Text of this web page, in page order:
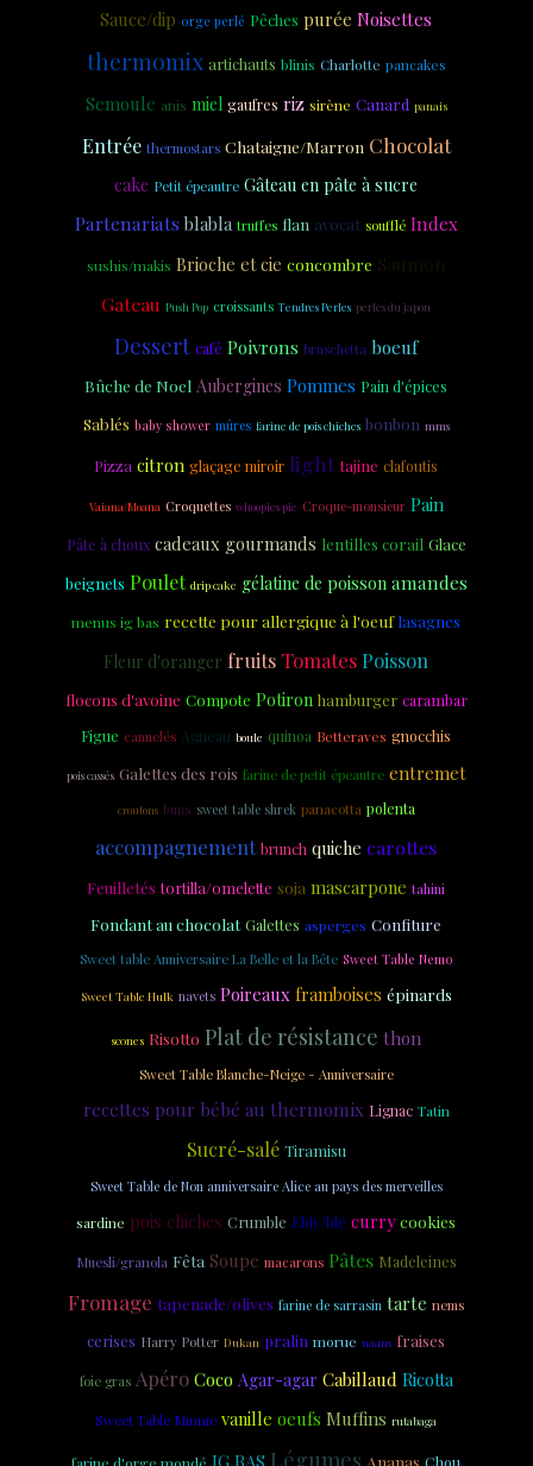
Sauce/dip orge perlé Pêches purée Noisettes
thermomix artichauts blinis Charlotte pancakes
Semoule anis miel gaufres riz sirène Canard panais
Entrée thermostars Chataigne/Marron Chocolat
cake Petit épeautre Gâteau en pâte à sucre
Partenariats blabla truffes flan avocat soufflé Index
sushis/makis Brioche et cie concombre
Gateau Push Pop croissants Tendres Perles perles du japon
Dessert café Poivrons bruschetta boeuf
Bûche de Noel Aubergines Pommes Pain d'épices
Sablés baby shower mûres farine de pois chiches bonbon mms
Pizza citron glaçage miroir light tajine clafoutis
Vaiana/Moana Croquettes whoopies pie Croque-monsieur Pain
Pâte à choux cadeaux gourmands lentilles corail Glace
beignets Poulet drip cake gélatine de poisson amandes
menus ig bas recette pour allergique à l'oeuf lasagnes
Fleur d'oranger fruits Tomates Poisson
flocons d'avoine Compote Potiron hamburger carambar
Figue cannelés Agneau boule quinoa Betteraves gnocchis
pois cassés Galettes des rois farine de petit épeautre entremet
croutons buns sweet table shrek panacotta polenta
accompagnement brunch quiche carottes
Feuilletés tortilla/omelette soja mascarpone tahini
Fondant au chocolat Galettes asperges Confiture
Sweet table Anniversaire La Belle et la Bête Sweet Table Nemo
Sweet Table Hulk navets Poireaux framboises épinards
scones Risotto Plat de résistance thon
Sweet Table Blanche-Neige - Anniversaire
recettes pour bébé au thermomix Lignac Tatin
Sucré-salé Tiramisu
Sweet Table de Non anniversaire Alice au pays des merveilles
sardine pois chiches Crumble Ebly/blé curry cookies
Muesli/granola Fêta Soupe macarons Pâtes Madeleines
Fromage tapenade/olives farine de sarrasin tarte nems
cerises Harry Potter Dukan pralin morue naans fraises
foie gras Apéro Coco Agar-agar Cabillaud Ricotta
Sweet Table Minnie vanille oeufs Muffins rutabaga
farine d'orge mondé IG BAS Légumes Ananas Chou